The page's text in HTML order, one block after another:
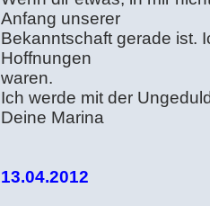
Anfang unserer
Bekanntschaft gerade ist.
Hoffnungen
waren.
Ich werde mit der
Deine Marina
13.04.2012